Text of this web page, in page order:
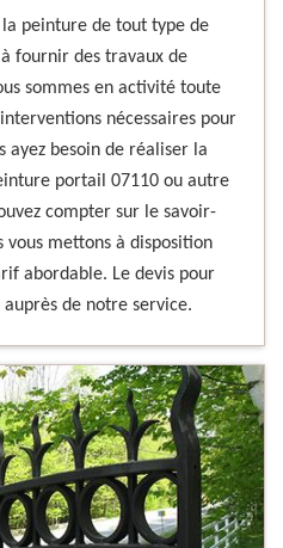
peinture de tout type de
fournir des travaux de
sommes en activité toute
nécessaires pour
ayez besoin de réaliser la
portail 07110 ou autre
compter sur le savoir-
mettons à disposition
abordable. Le devis pour
de notre service.